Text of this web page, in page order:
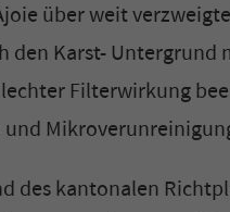
über weit
den Karst- Untergrund
Filterwirkung
und
des kantonalen